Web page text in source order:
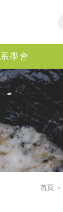
系學會
首頁